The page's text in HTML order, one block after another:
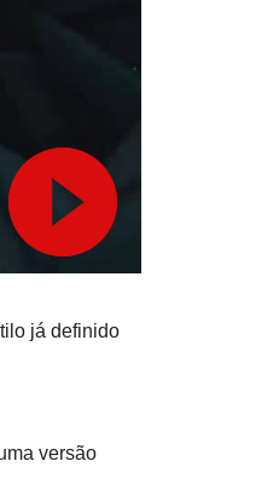
já definido
versão